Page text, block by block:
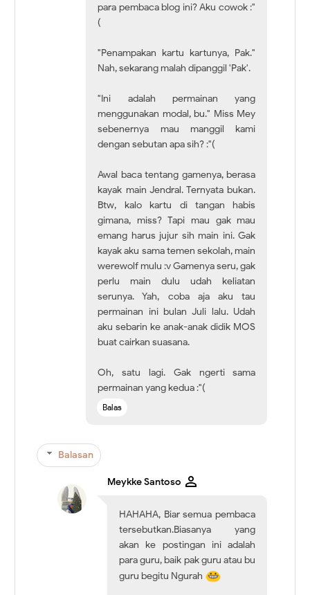
para pembaca blog ini? Aku cowok :"
(
"Penampakan kartu kartunya, Pak."
Nah, sekarang malah dipanggil 'Pak'.
"Ini adalah permainan yang
menggunakan modal, bu." Miss Mey
sebenernya mau manggil kami
dengan sebutan apa sih? :"(
Awal baca tentang gamenya, berasa
kayak main Jendral. Ternyata bukan.
Btw, kalo kartu di tangan habis
gimana, miss? Tapi mau gak mau
emang harus jujur sih main ini. Gak
kayak aku sama temen sekolah, main
werewolf mulu :v Gamenya seru, gak
perlu main dulu udah keliatan
serunya. Yah, coba aja aku tau
permainan ini bulan Juli lalu. Udah
aku sebarin ke anak-anak didik MOS
buat cairkan suasana.
Oh, satu lagi. Gak ngerti sama
permainan yang kedua :"(
Balas
Balasan
Meykke Santoso
HAHAHA, Biar semua pembaca
tersebutkan.Biasanya yang
akan ke postingan ini adalah
para guru, baik pak guru atau bu
guru begitu Ngurah